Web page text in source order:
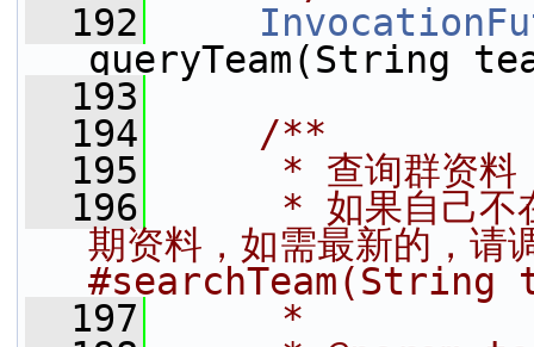
  192
queryTeam(String
  193
  194
    /**
  195
* 查询群资料
  196
* 如果自己不
期资料，如需最新的，
#searchTeam(String
  197
     *